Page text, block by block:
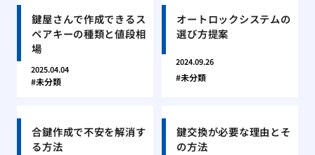
鍵屋さんで作成できるス
ペアキーの種類と値段相
場
2025.04.04
未分類
オートロックシステムの
選び方提案
2024.09.26
未分類
合鍵作成で不安を解消す
る方法
鍵交換が必要な理由とそ
の方法